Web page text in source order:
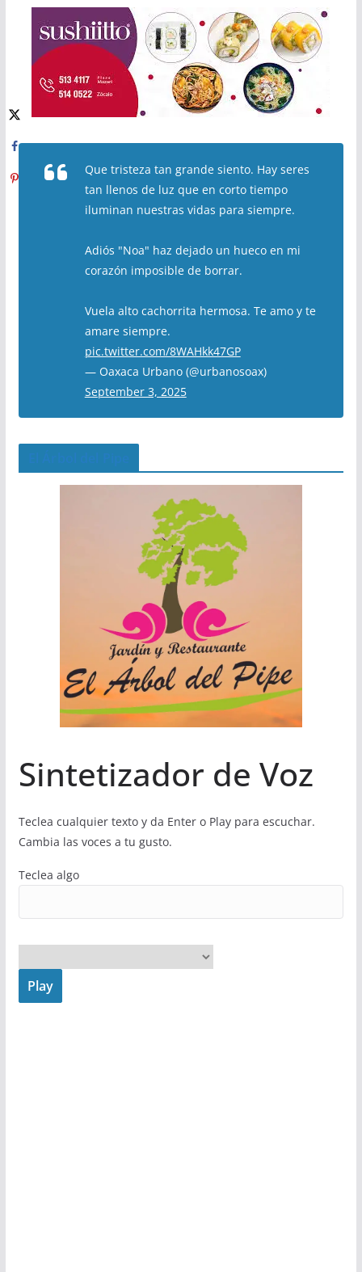
Que tristeza tan grande siento. Hay seres
tan llenos de luz que en corto tiempo
iluminan nuestras vidas para siempre.
Adiós "Noa" haz dejado un hueco en mi
corazón imposible de borrar.
Vuela alto cachorrita hermosa. Te amo y te
amare siempre.
pic.twitter.com/8WAHkk47GP
— Oaxaca Urbano (@urbanosoax)
September 3, 2025
Sintetizador de Voz
Teclea cualquier texto y da Enter o Play para escuchar.
Cambia las voces a tu gusto.
Teclea algo
Play